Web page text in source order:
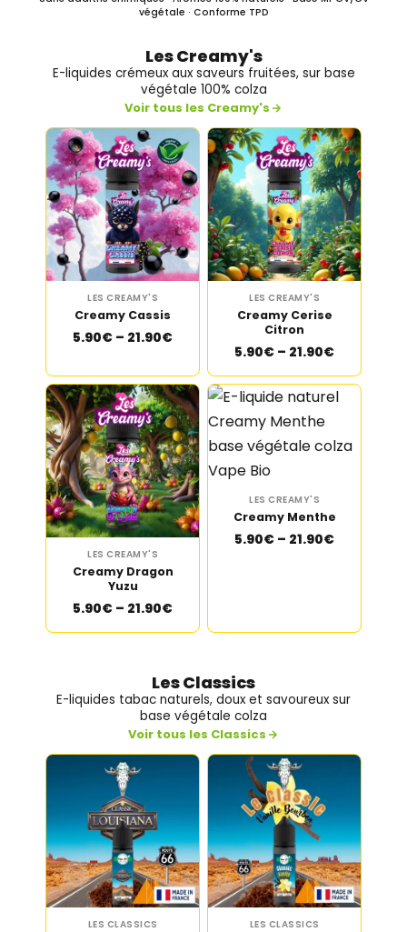
végétale · Conforme TPD
Les Creamy's
E-liquides crémeux aux saveurs fruitées, sur base
végétale 100% colza
Voir tous les Creamy's
LES CREAMY'S
Creamy Cassis
5.90€ – 21.90€
LES CREAMY'S
Creamy Cerise
Citron
5.90€ – 21.90€
LES CREAMY'S
Creamy Dragon
Yuzu
5.90€ – 21.90€
LES CREAMY'S
Creamy Menthe
5.90€ – 21.90€
Les Classics
E-liquides tabac naturels, doux et savoureux sur
base végétale colza
Voir tous les Classics
LES CLASSICS LES CLASSICS